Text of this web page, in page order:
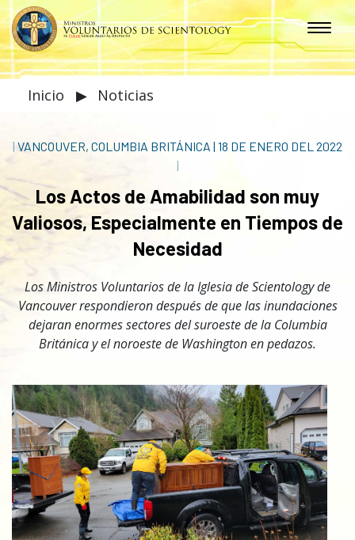
Inicio ▶ Noticias
| VANCOUVER, COLUMBIA BRITÁNICA | 18 DE ENERO DEL 2022
|
Los Actos de Amabilidad son muy
Valiosos, Especialmente en Tiempos de
Necesidad
Los Ministros Voluntarios de la Iglesia de Scientology de
Vancouver respondieron después de que las inundaciones
dejaran enormes sectores del suroeste de la Columbia
Británica y el noroeste de Washington en pedazos.